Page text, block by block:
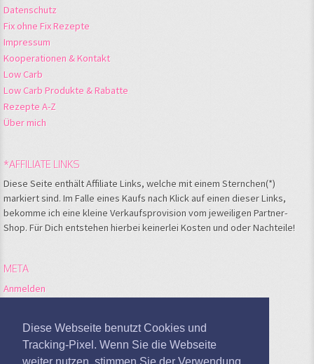
Diese Webseite benutzt Cookies und
Tracking-Pixel. Wenn Sie die Webseite
Datenschutz
Fix ohne Fix Rezepte
Impressum
Kooperationen & Kontakt
Low Carb
Low Carb Produkte & Rabatte
Rezepte A-Z
Über mich
*AFFILIATE LINKS
Diese Seite enthält Affiliate Links, welche mit einem Sternchen(*)
markiert sind. Im Falle eines Kaufs nach Klick auf einen dieser Links,
bekomme ich eine kleine Verkaufsprovision vom jeweiligen Partner-
Shop. Für Dich entstehen hierbei keinerlei Kosten und oder Nachteile!
META
Anmelden
Kommentare-Feed